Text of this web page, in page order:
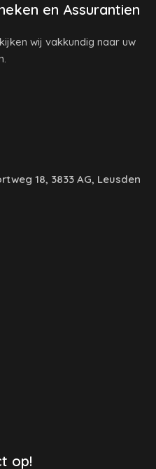
en Assurantien
wij vakkundig naar uw
18, 3833 AG, Leusden
op!